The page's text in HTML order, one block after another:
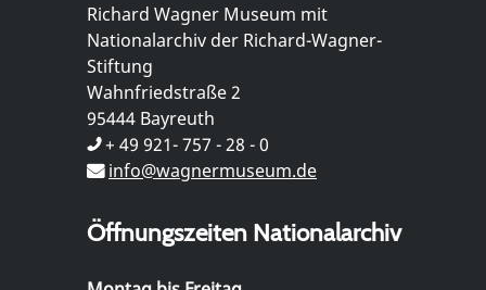
Richard Wagner Museum mit
Nationalarchiv der Richard-Wagner-
Stiftung
Wahnfriedstraße 2
95444 Bayreuth
+ 49 921- 757 - 28 - 0
info@wagnermuseum.de
Öffnungszeiten Nationalarchiv